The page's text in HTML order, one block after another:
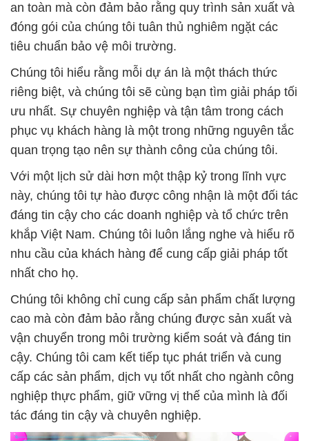
an toàn mà còn đảm bảo rằng quy trình sản xuất và
đóng gói của chúng tôi tuân thủ nghiêm ngặt các
tiêu chuẩn bảo vệ môi trường.
Chúng tôi hiểu rằng mỗi dự án là một thách thức
riêng biệt, và chúng tôi sẽ cùng bạn tìm giải pháp tối
ưu nhất. Sự chuyên nghiệp và tận tâm trong cách
phục vụ khách hàng là một trong những nguyên tắc
quan trọng tạo nên sự thành công của chúng tôi.
Với một lịch sử dài hơn một thập kỷ trong lĩnh vực
này, chúng tôi tự hào được công nhận là một đối tác
đáng tin cậy cho các doanh nghiệp và tổ chức trên
khắp Việt Nam. Chúng tôi luôn lắng nghe và hiểu rõ
nhu cầu của khách hàng để cung cấp giải pháp tốt
nhất cho họ.
Chúng tôi không chỉ cung cấp sản phẩm chất lượng
cao mà còn đảm bảo rằng chúng được sản xuất và
vận chuyển trong môi trường kiểm soát và đáng tin
cậy. Chúng tôi cam kết tiếp tục phát triển và cung
cấp các sản phẩm, dịch vụ tốt nhất cho ngành công
nghiệp thực phẩm, giữ vững vị thế của mình là đối
tác đáng tin cậy và chuyên nghiệp.